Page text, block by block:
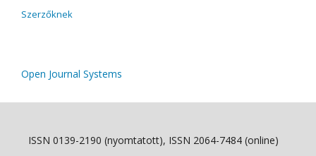
Szerzőknek
Open Journal Systems
ISSN 0139-2190 (nyomtatott), ISSN 2064-7484 (online)